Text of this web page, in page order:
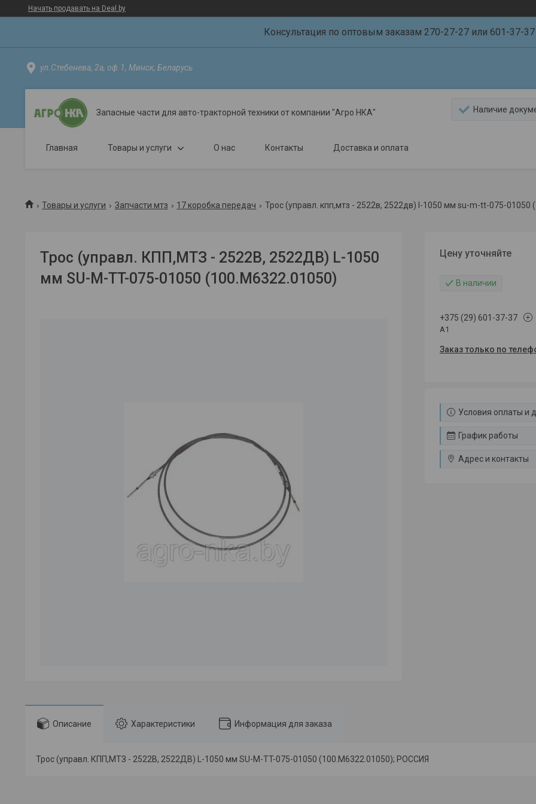
Начать продавать на Deal.by
Консультация по оптовым заказам 270-27-27 или 601-37-37
ул.Стебенева, 2а, оф.1, Минск, Беларусь
Запасные части для авто-тракторной техники от компании "Агро НКА" Наличие
Главная Товары и услуги О нас Контакты Доставка и оплата
Товары и услуги Запчасти мтз 17 коробка передач Трос (управл. кпп,мтз - 2522в, 2522дв) l-1050 мм su-m-tt-075-01050
Трос (управл. КПП,МТЗ - 2522В, 2522ДВ) L-1050
мм SU-M-TT-075-01050 (100.М6322.01050)
Цену уточняйте
В наличии
+375 (29) 601-37-37
A1
Заказ только по
Условия оплаты и
График работы
Адрес и контакты
Описание Характеристики Информация для заказа
Трос (управл. КПП,МТЗ - 2522В, 2522ДВ) L-1050 мм SU-M-TT-075-01050 (100.М6322.01050); РОССИЯ